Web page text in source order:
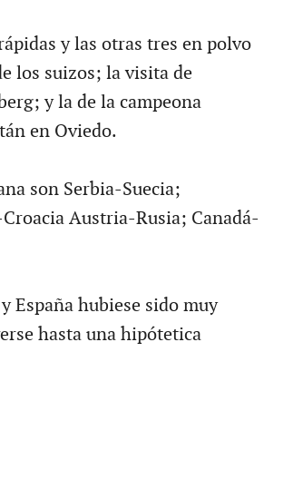
y las otras tres en polvo
los suizos; la visita de
y la de la campeona
en Oviedo.
son Serbia-Suecia;
Austria-Rusia; Canadá-
España hubiese sido muy
hasta una hipótetica